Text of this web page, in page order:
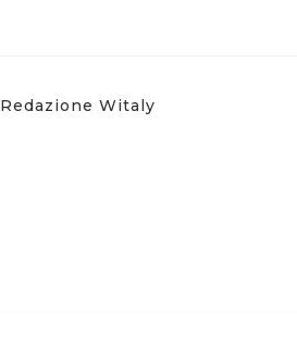
Redazione Witaly